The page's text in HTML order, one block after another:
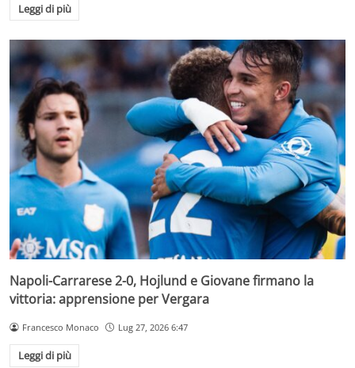
Leggi di più
Napoli-Carrarese 2-0, Hojlund e Giovane firmano la
vittoria: apprensione per Vergara
Francesco Monaco Lug 27, 2026 6:47
Leggi di più